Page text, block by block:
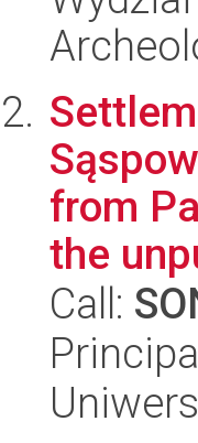
from
the
Call: